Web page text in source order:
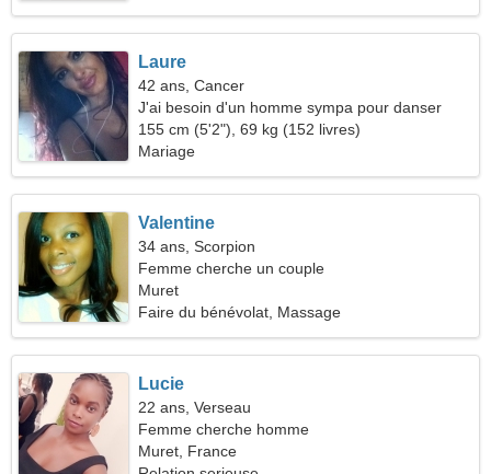
Laure
42 ans, Cancer
J'ai besoin d'un homme sympa pour danser
ensemble
155 cm (5'2"), 69 kg (152 livres)
Mariage
Valentine
34 ans, Scorpion
Femme cherche un couple
Muret
Faire du bénévolat, Massage
Lucie
22 ans, Verseau
Femme cherche homme
Muret, France